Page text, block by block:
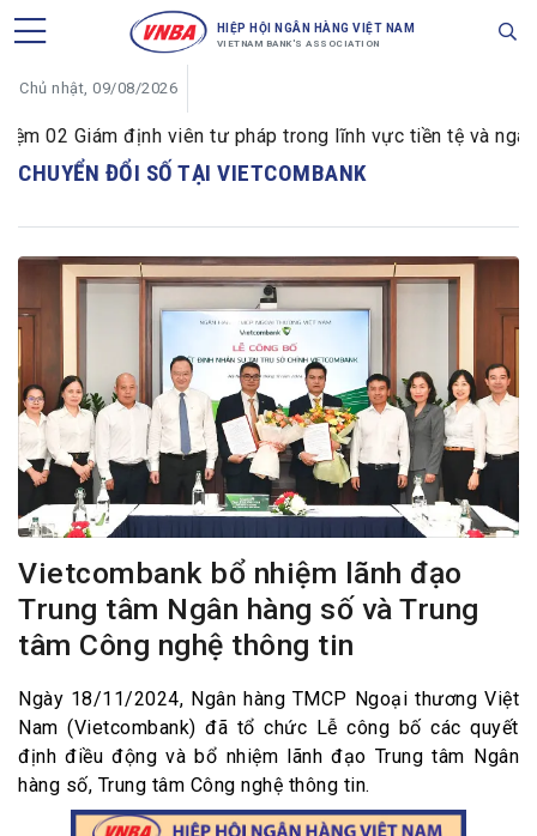
HIỆP HỘI NGÂN HÀNG VIỆT NAM
VIETNAM BANK'S ASSOCIATION
Chủ nhật, 09/08/2026
02 Giám định viên tư pháp trong lĩnh vực tiền tệ và ngân
CHUYỂN ĐỔI SỐ TẠI VIETCOMBANK
Vietcombank bổ nhiệm lãnh đạo
Trung tâm Ngân hàng số và Trung
tâm Công nghệ thông tin
Ngày 18/11/2024, Ngân hàng TMCP Ngoại thương Việt
Nam (Vietcombank) đã tổ chức Lễ công bố các quyết
định điều động và bổ nhiệm lãnh đạo Trung tâm Ngân
hàng số, Trung tâm Công nghệ thông tin.